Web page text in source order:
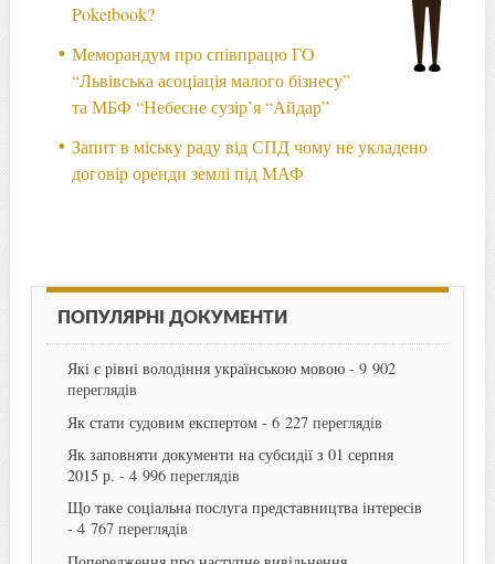
Poketbook?
Меморандум про співпрацю ГО
“Львівська асоціація малого бізнесу”
та МБФ “Небесне сузір’я “Айдар”
Запит в міську раду від СПД чому не укладено
договір оренди землі під МАФ
ПОПУЛЯРНІ ДОКУМЕНТИ
Які є рівні володіння українською мовою- 9 902
переглядів
Як стати судовим експертом- 6 227 переглядів
Як заповняти документи на субсидії з 01 серпня
2015 р. - 4 996 переглядів
Що таке соціальна послуга представництва інтересів
- 4 767 переглядів